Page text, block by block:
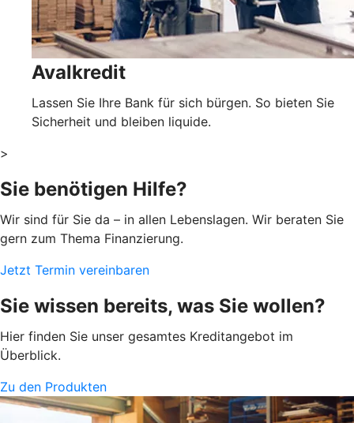
Avalkredit
Lassen Sie Ihre Bank für sich bürgen. So bieten Sie
Sicherheit und bleiben liquide.
>
Sie benötigen Hilfe?
Wir sind für Sie da – in allen Lebenslagen. Wir beraten Sie
gern zum Thema Finanzierung.
Jetzt Termin vereinbaren
Sie wissen bereits, was Sie wollen?
Hier finden Sie unser gesamtes Kreditangebot im
Überblick.
Zu den Produkten